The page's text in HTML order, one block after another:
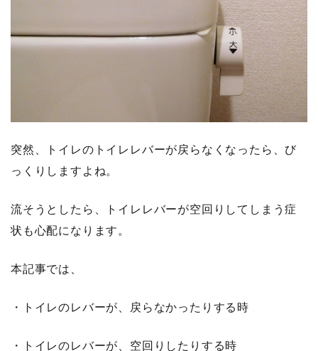
突然、トイレのトイレレバーが戻らなくなったら、び
っくりしますよね。
流そうとしたら、トイレレバーが空回りしてしまう症
状も心配になります。
本記事では、
・トイレのレバーが、戻らなかったりする時
・トイレのレバーが、空回りしたりする時